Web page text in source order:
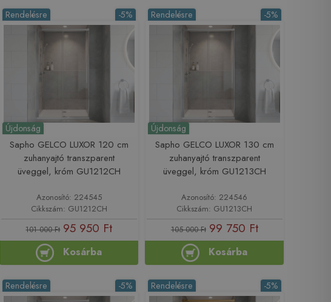
Újdonság
-5%
Rendelésre
Sapho GELCO LUXOR 120 cm
zuhanyajtó transzparent
üveggel, króm GU1212CH
Azonosító: 224545
Cikkszám: GU1212CH
101 000 Ft 95 950 Ft
Kosárba
Újdonság
-5%
Rendelésre
Sapho GELCO LUXOR 130 cm
zuhanyajtó transzparent
üveggel, króm GU1213CH
Azonosító: 224546
Cikkszám: GU1213CH
105 000 Ft 99 750 Ft
Kosárba
-5%
Rendelésre -5%
Rendelésre